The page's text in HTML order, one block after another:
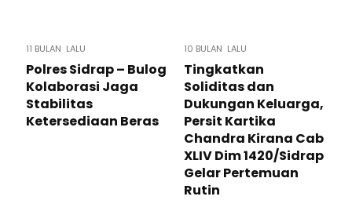
11 BULAN LALU
Polres Sidrap – Bulog
Kolaborasi Jaga
Stabilitas
Ketersediaan Beras
10 BULAN LALU
Tingkatkan
Soliditas dan
Dukungan Keluarga,
Persit Kartika
Chandra Kirana Cab
XLIV Dim 1420/Sidrap
Gelar Pertemuan
Rutin